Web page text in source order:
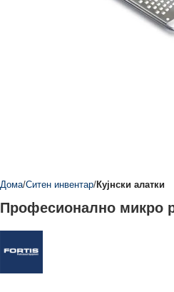
Дома Ситен инвентар Кујнски алатки
Професионално микро